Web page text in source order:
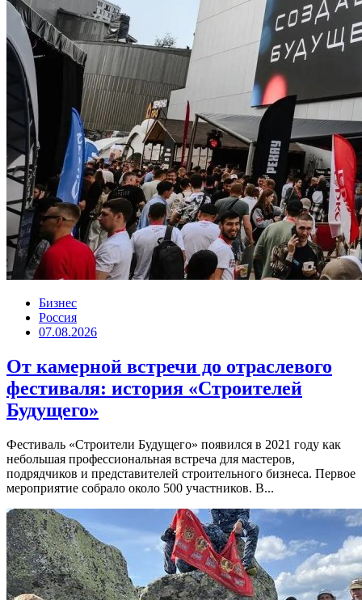
Бизнес
Россия
07.08.2026
От камерной встречи до отраслевого
фестиваля: история «Строителей
Будущего»
Фестиваль «Строители Будущего» появился в 2021 году как
небольшая профессиональная встреча для мастеров,
подрядчиков и представителей строительного бизнеса. Первое
мероприятие собрало около 500 участников. В...